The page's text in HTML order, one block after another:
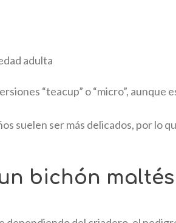
adulta
“teacup” o “micro”,
suelen ser más delicados, por lo
bichón